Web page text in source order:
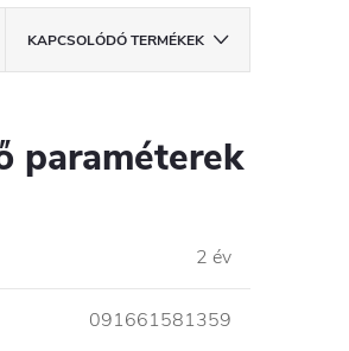
KAPCSOLÓDÓ TERMÉKEK
paraméterek
2 év
091661581359